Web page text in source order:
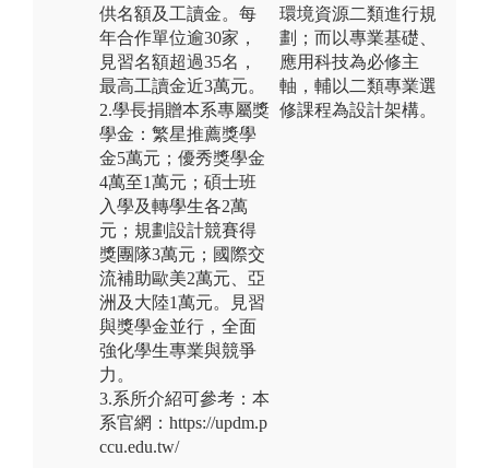
供名額及工讀金。每
年合作單位逾30家，
見習名額超過35名，
最高工讀金近3萬元。
2.學長捐贈本系專屬獎
學金：繁星推薦獎學
金5萬元；優秀獎學金
4萬至1萬元；碩士班
入學及轉學生各2萬
元；規劃設計競賽得
獎團隊3萬元；國際交
流補助歐美2萬元、亞
洲及大陸1萬元。見習
與獎學金並行，全面
強化學生專業與競爭
力。
3.系所介紹可參考：本
系官網：https://updm.p
ccu.edu.tw/
環境資源二類進行規
劃；而以專業基礎、
應用科技為必修主
軸，輔以二類專業選
修課程為設計架構。